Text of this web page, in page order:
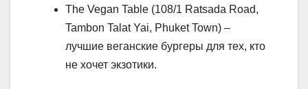
The Vegan Table (108/1 Ratsada Road,
Tambon Talat Yai, Phuket Town) –
лучшие веганские бургеры для тех, кто
не хочет экзотики.